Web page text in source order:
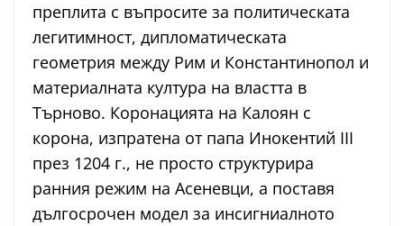
преплита с въпросите за политическата
легитимност, дипломатическата
геометрия между Рим и Константинопол и
материалната култура на властта в
Търново. Коронацията на Калоян с
корона, изпратена от папа Инокентий III
през 1204 г., не просто структурира
ранния режим на Асеневци, а поставя
дългосрочен модел за инсигниалното